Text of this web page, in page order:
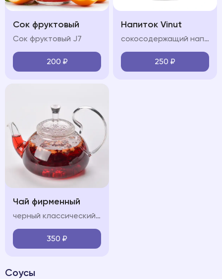
Сок фруктовый
Сок фруктовый J7
200 ₽
Напиток Vinut
сокосодержащий напиток с разными вкусами на выбор: инжир манго апельсин, яблоко, клюбника
250 ₽
Чай фирменный
черный классический/Зеленый классический/Горные травы/Лесные ягоды
350 ₽
Соусы